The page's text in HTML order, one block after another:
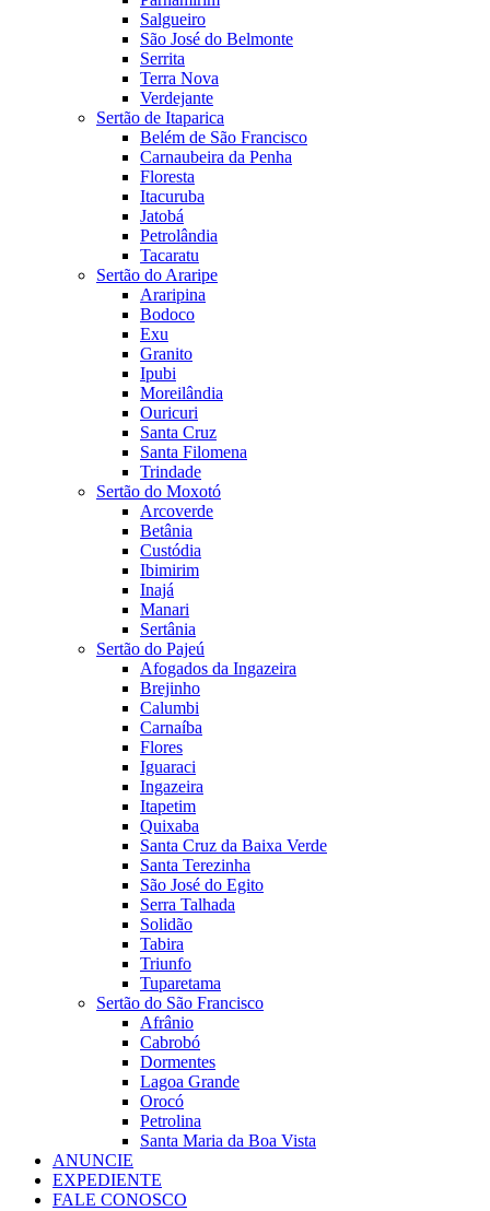
Salgueiro
São José do Belmonte
Serrita
Terra Nova
Verdejante
Sertão de Itaparica
Belém de São Francisco
Carnaubeira da Penha
Floresta
Itacuruba
Jatobá
Petrolândia
Tacaratu
Sertão do Araripe
Araripina
Bodoco
Exu
Granito
Ipubi
Moreilândia
Ouricuri
Santa Cruz
Santa Filomena
Trindade
Sertão do Moxotó
Arcoverde
Betânia
Custódia
Ibimirim
Inajá
Manari
Sertânia
Sertão do Pajeú
Afogados da Ingazeira
Brejinho
Calumbi
Carnaíba
Flores
Iguaraci
Ingazeira
Itapetim
Quixaba
Santa Cruz da Baixa Verde
Santa Terezinha
São José do Egito
Serra Talhada
Solidão
Tabira
Triunfo
Tuparetama
Sertão do São Francisco
Afrânio
Cabrobó
Dormentes
Lagoa Grande
Orocó
Petrolina
Santa Maria da Boa Vista
ANUNCIE
EXPEDIENTE
FALE CONOSCO